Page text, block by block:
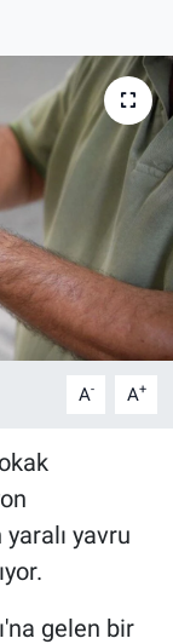
A- A+
yavru
gelen bir